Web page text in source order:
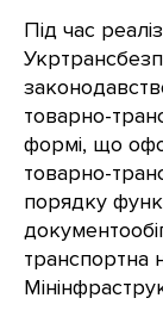
Під час
товарно-
формі, що
товарно-
порядку
транспортна